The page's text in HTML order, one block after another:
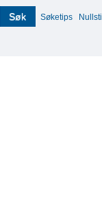
Søk Søketips Nullstill